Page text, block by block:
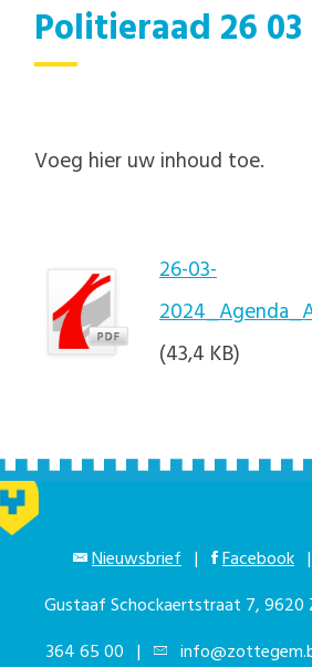
Politieraad 26 03
Voeg hier uw inhoud toe.
26-03-
(43,4 KB)
Nieuwsbrief | Facebook |
Gustaaf Schockaertstraat 7,
364 65 00 |